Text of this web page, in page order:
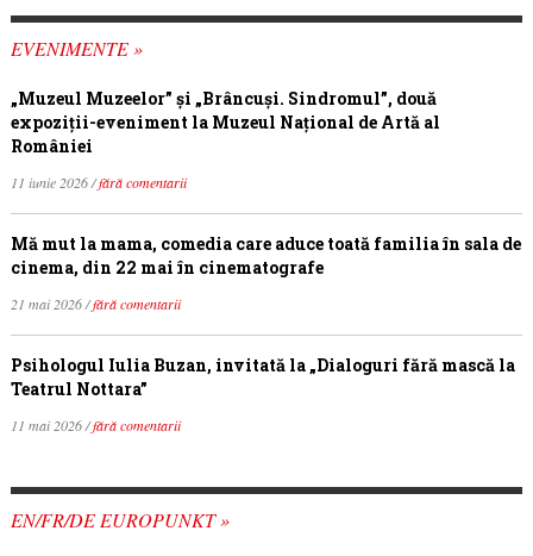
EVENIMENTE »
„Muzeul Muzeelor” și „Brâncuși. Sindromul”, două
expoziții-eveniment la Muzeul Național de Artă al
României
11 iunie 2026 /fără comentarii
Mă mut la mama, comedia care aduce toată familia în sala de
cinema, din 22 mai în cinematografe
21 mai 2026 /fără comentarii
Psihologul Iulia Buzan, invitată la „Dialoguri fără mască la
Teatrul Nottara”
11 mai 2026 /fără comentarii
EN/FR/DE EUROPUNKT »